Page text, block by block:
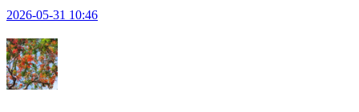
2026-05-31 10:46